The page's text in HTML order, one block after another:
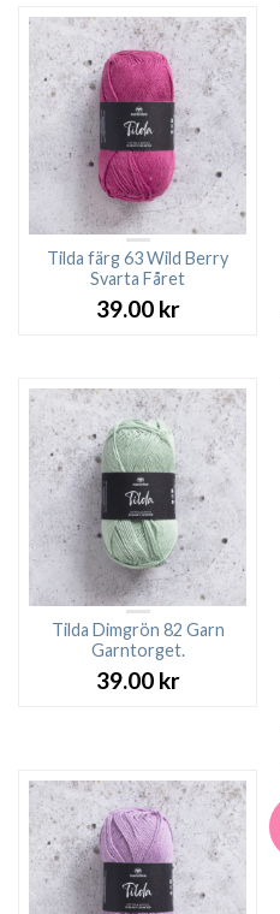
Tilda färg 63 Wild Berry
Svarta Fåret
39.00 kr
Tilda Dimgrön 82 Garn
Garntorget.
39.00 kr